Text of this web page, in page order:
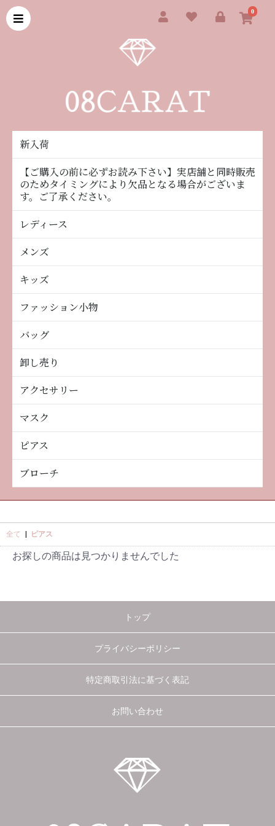
0
新入荷
【ご購入の前に必ずお読み下さい】実店舗と同時販売
のためタイミングにより欠品となる場合がございま
す。ご了承ください。
レディース
メンズ
キッズ
ファッション小物
バッグ
卸し売り
アクセサリー
マスク
ピアス
ブローチ
全て | ピアス
お探しの商品は見つかりませんでした
トップ
プライバシーポリシー
特定商取引法に基づく表記
お問い合わせ